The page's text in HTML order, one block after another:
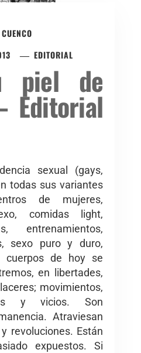
EDITORIAL
piel de
Editorial
sexual (gays,
todas sus variantes
de mujeres,
comidas light,
entrenamientos,
sexo puro y duro,
cuerpos de hoy se
en libertades,
movimientos,
y vicios. Son
Atraviesan
revoluciones. Están
expuestos. Si